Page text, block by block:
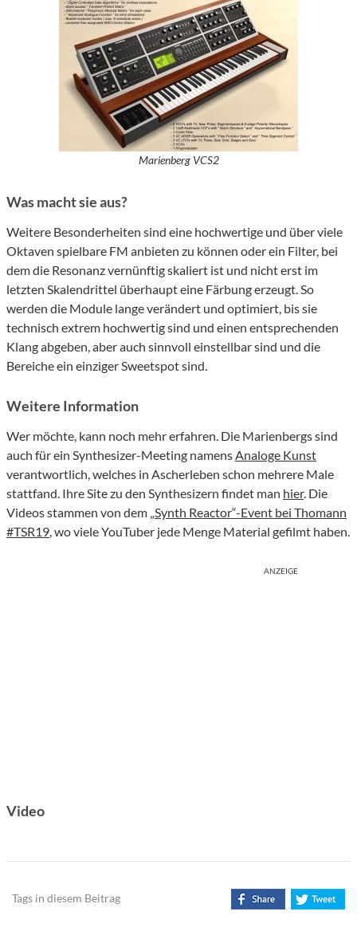
Marienberg VCS2
Was macht sie aus?
Weitere Besonderheiten sind eine hochwertige und über viele
Oktaven spielbare FM anbieten zu können oder ein Filter, bei
dem die Resonanz vernünftig skaliert ist und nicht erst im
letzten Skalendrittel überhaupt eine Färbung erzeugt. So
werden die Module lange verändert und optimiert, bis sie
technisch extrem hochwertig sind und einen entsprechenden
Klang abgeben, aber auch sinnvoll einstellbar sind und die
Bereiche ein einziger Sweetspot sind.
Weitere Information
Wer möchte, kann noch mehr erfahren. Die Marienbergs sind
auch für ein Synthesizer-Meeting namensAnaloge Kunst
verantwortlich, welches in Ascherleben schon mehrere Male
stattfand. Ihre Site zu den Synthesizern findet man hier. Die
Videos stammen von dem „Synth Reactor“-Event bei Thomann
#TSR19, wo viele YouTuber jede Menge Material gefilmt haben.
ANZEIGE
Video
Tags in diesem Beitrag